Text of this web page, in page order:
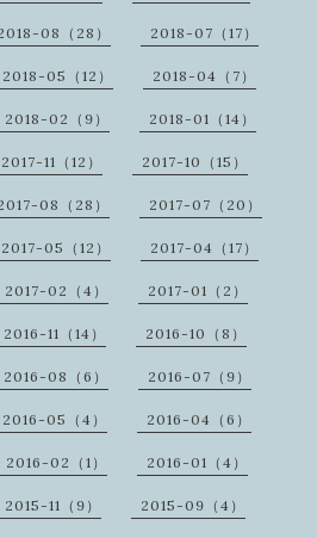
08（28） 2018-07（17）
2018-05（12） 2018-04（7）
2018-02（9） 2018-01（14）
2017-11（12） 2017-10（15）
08（28） 2017-07（20）
2017-05（12） 2017-04（17）
2017-02（4） 2017-01（2）
2016-11（14） 2016-10（8）
2016-08（6） 2016-07（9）
2016-05（4） 2016-04（6）
2016-02（1） 2016-01（4）
2015-11（9） 2015-09（4）